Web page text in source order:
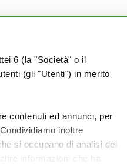
6 (la "Società" o il
(gli "Utenti") in merito
contenuti ed annunci, per
inoltre
si occupano di analisi dei
informazioni che ha